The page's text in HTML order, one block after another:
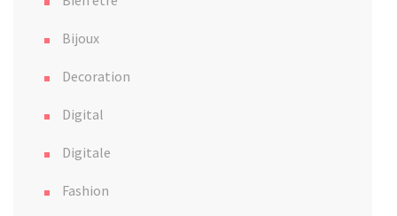
Bijoux
Decoration
Digital
Digitale
Fashion